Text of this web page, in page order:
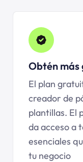
Obtén más
El plan
creador de
plantillas. El
da acceso a
esenciales
tu negocio